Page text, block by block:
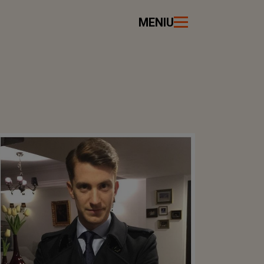
MENIU